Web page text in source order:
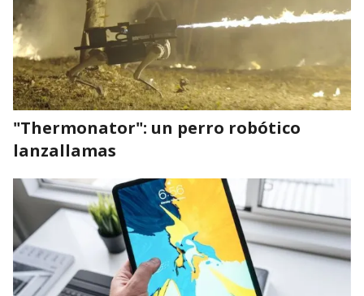
"Thermonator": un perro robótico
lanzallamas